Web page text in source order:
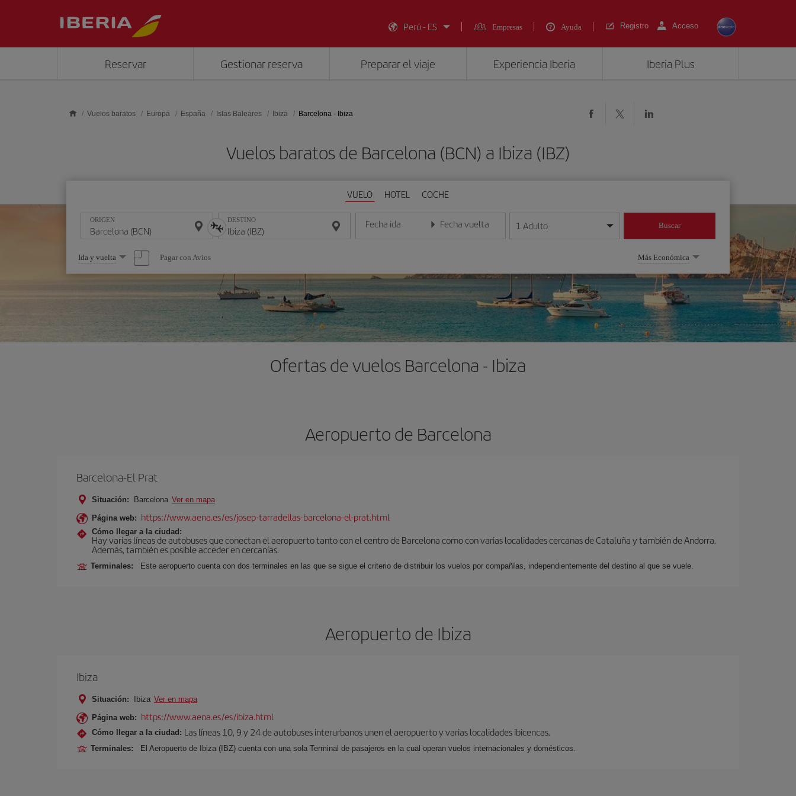
Perú - ES
Empresas Ayuda Registro Acceso
Reservar Gestionar reserva Preparar el viaje Experiencia Iberia Iberia Plus
Vuelos baratos Europa España Islas Baleares Ibiza Barcelona - Ibiza
Vuelos baratos de Barcelona (BCN) a Ibiza (IBZ)
VUELO HOTEL COCHE
ORIGEN DESTINO Fecha ida
Introduce la fecha en formato día/mes/año
Fecha vuelta
Introduce la fecha en formato día/mes/año
1 Adulto Buscar
Seleccione
una
opción
Ida y vuelta Pagar con Avios Más Económica
Ofertas de vuelos Barcelona - Ibiza
Aeropuerto de Barcelona
Barcelona-El Prat
Situación: Barcelona Ver en mapa
Página web: https://www.aena.es/es/josep-tarradellas-barcelona-el-prat.html
Cómo llegar a la ciudad:
Hay varias líneas de autobuses que conectan el aeropuerto tanto con el centro de Barcelona como con varias localidades cercanas de Cataluña y también de Andorra.
Además, también es posible acceder en cercanías.
Terminales: Este aeropuerto cuenta con dos terminales en las que se sigue el criterio de distribuir los vuelos por compañías, independientemente del destino al que se vuele.
Aeropuerto de Ibiza
Ibiza
Situación: Ibiza Ver en mapa
Página web: https://www.aena.es/es/ibiza.html
Cómo llegar a la ciudad: Las líneas 10, 9 y 24 de autobuses interurbanos unen el aeropuerto y varias localidades ibicencas.
Terminales: El Aeropuerto de Ibiza (IBZ) cuenta con una sola Terminal de pasajeros en la cual operan vuelos internacionales y domésticos.